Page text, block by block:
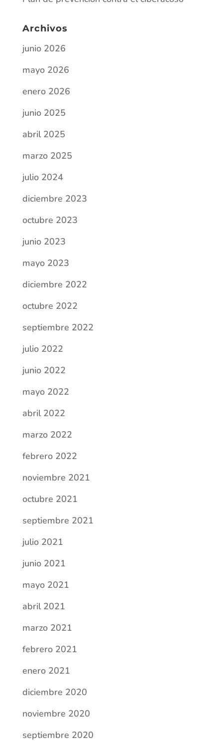
enero 2026
junio 2025
abril 2025
marzo 2025
julio 2024
diciembre 2023
octubre 2023
junio 2023
mayo 2023
diciembre 2022
octubre 2022
septiembre 2022
julio 2022
junio 2022
mayo 2022
abril 2022
marzo 2022
febrero 2022
noviembre 2021
octubre 2021
septiembre 2021
julio 2021
junio 2021
mayo 2021
abril 2021
marzo 2021
febrero 2021
enero 2021
diciembre 2020
noviembre 2020
septiembre 2020
agosto 2020
julio 2020
junio 2020
mayo 2020